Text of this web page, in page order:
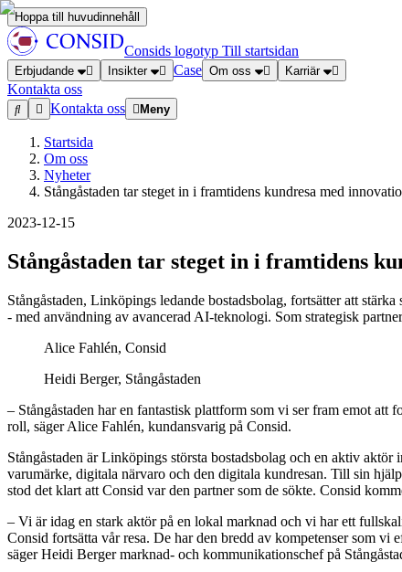
Hoppa till huvudinnehåll
Consids logotyp Till startsidan
Erbjudande Insikter Case Om oss Karriär
Kontakta oss
Kontakta oss
Meny
Startsida
Om oss
Nyheter
Stångåstaden tar steget in i framtidens kundresa med
2023-12-15
Stångåstaden tar steget in i framtidens
Stångåstaden, Linköpings ledande bostadsbolag, fortsätter att
- med användning av avancerad AI-teknologi. Som strategisk
Alice Fahlén, Consid
Heidi Berger, Stångåstaden
– Stångåstaden har en fantastisk plattform som vi ser fram emot
roll, säger Alice Fahlén, kundansvarig på Consid.
Stångåstaden är Linköpings största bostadsbolag och en aktiv aktör
varumärke, digitala närvaro och den digitala kundresan. Till sin
stod det klart att Consid var den partner som de sökte. Consid
– Vi är idag en stark aktör på en lokal marknad och vi har ett
Consid fortsätta vår resa. De har den bredd av kompetenser som vi
säger Heidi Berger marknad- och kommunikationschef på